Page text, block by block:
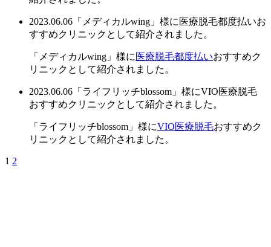
2023.06.06 「メディカルwing」様に医療脱毛都度払いお
すすめクリニックとして紹介されました。
「メディカルwing」様に 医療脱毛都度払いおすすめク
リニックとして紹介されました。
2023.06.06 「ライフリッチblossom」様にVIO医療脱毛
おすすめクリニックとして紹介されました。
「ライフリッチblossom」様にVIO医療脱毛おすすめク
リニックとして紹介されました。
1 2